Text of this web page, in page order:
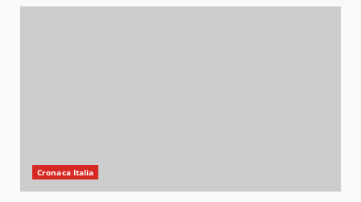
Cronaca Italia